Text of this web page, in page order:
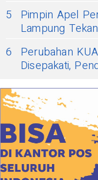
5
Pimpin Apel
Lampung
6
Perubahan
Disepakati,